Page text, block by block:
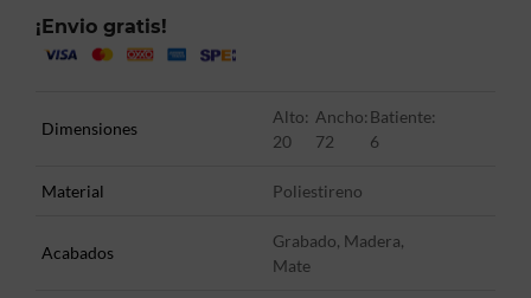
¡Envio gratis!
Dimensiones
Alto:
20
Ancho:
72
Batiente:
6
Material Poliestireno
Acabados
Grabado, Madera,
Mate